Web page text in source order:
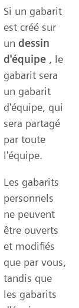
Si un gabarit
est créé sur
un dessin
d'équipe , le
gabarit sera
un gabarit
d'équipe, qui
sera partagé
par toute
l'équipe.
Les gabarits
personnels
ne peuvent
être ouverts
et modifiés
que par vous,
tandis que
les gabarits